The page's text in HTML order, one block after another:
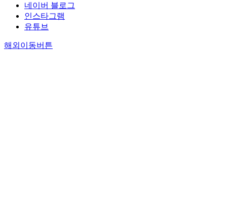
네이버 블로그
인스타그램
유튜브
해외이동버튼